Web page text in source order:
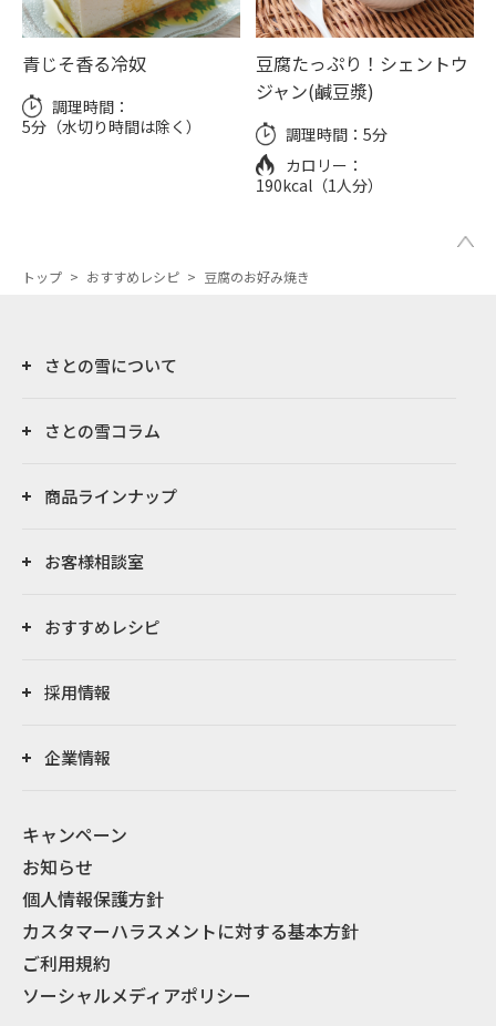
青じそ香る冷奴
調理時間：
5分（水切り時間は除く）
豆腐たっぷり！シェントウ
ジャン(鹹豆漿)
調理時間： 5分
カロリー：
190kcal（1人分）
トップ > おすすめレシピ > 豆腐のお好み焼き
さとの雪について
さとの雪コラム
商品ラインナップ
お客様相談室
おすすめレシピ
採用情報
企業情報
キャンペーン
お知らせ
個人情報保護方針
カスタマーハラスメントに対する基本方針
ご利用規約
ソーシャルメディアポリシー